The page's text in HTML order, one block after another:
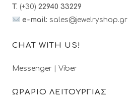
T. (+30) 22940 33229
e-mail: sales@jewelryshop.gr
CHAT WITH US!
Messenger Viber
ΩΡΑΡΙΟ ΛΕΙΤΟΥΡΓΙΑΣ